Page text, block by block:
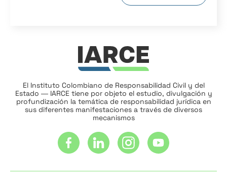
El Instituto Colombiano de Responsabilidad Civil y del
Estado ― IARCE tiene por objeto el estudio, divulgación y
profundización la temática de responsabilidad jurídica en
sus diferentes manifestaciones a través de diversos
mecanismos